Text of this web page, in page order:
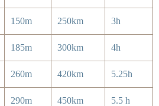
150m 250km 3h
185m 300km 4h
260m 420km 5.25h
290m 450km 5.5 h